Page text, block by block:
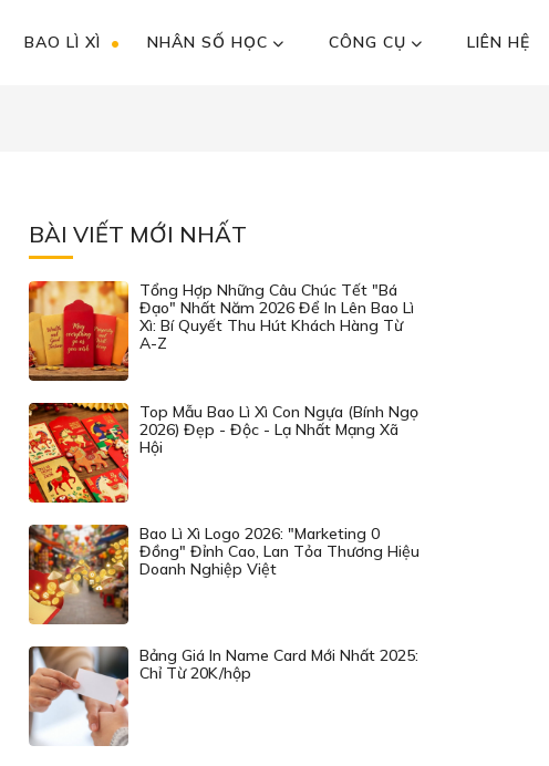
BAO LÌ XÌ NHÂN SỐ HỌC CÔNG CỤ LIÊN HỆ
BÀI VIẾT MỚI NHẤT
Tổng Hợp Những Câu Chúc Tết "Bá
Đạo" Nhất Năm 2026 Để In Lên Bao Lì
Xì: Bí Quyết Thu Hút Khách Hàng Từ
A-Z
Top Mẫu Bao Lì Xì Con Ngựa (Bính Ngọ
2026) Đẹp - Độc - Lạ Nhất Mạng Xã
Hội
Bao Lì Xì Logo 2026: "Marketing 0
Đồng" Đỉnh Cao, Lan Tỏa Thương Hiệu
Doanh Nghiệp Việt
Bảng Giá In Name Card Mới Nhất 2025:
Chỉ Từ 20K/hộp